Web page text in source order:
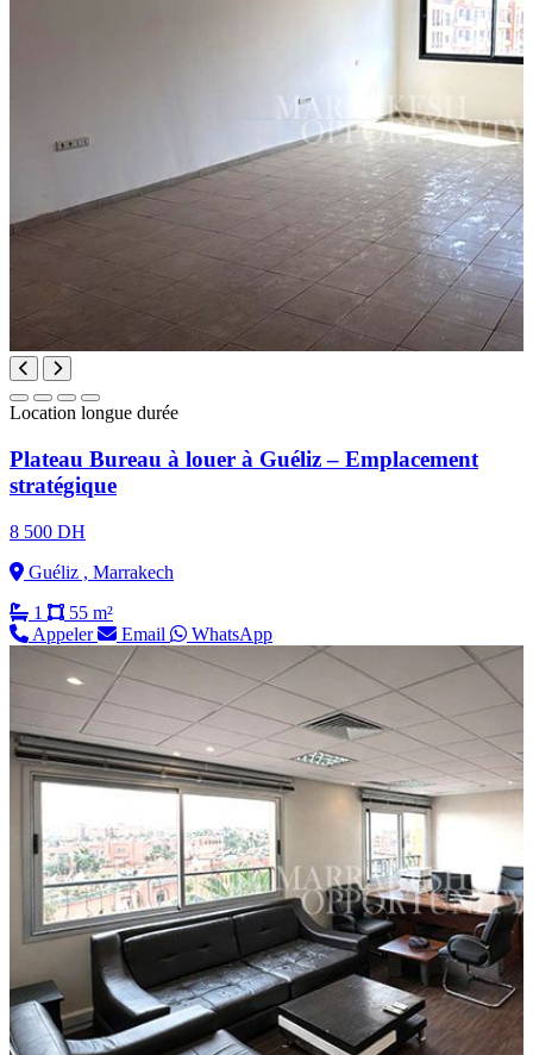
Location longue durée
Plateau Bureau à louer à Guéliz – Emplacement
stratégique
8 500 DH
Guéliz , Marrakech
1
55 m²
Appeler
Email WhatsApp